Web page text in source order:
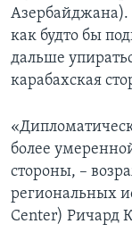
Азербайджана).
как будто бы
дальше
карабахская
более
стороны, –
региональных
Center) Ричард